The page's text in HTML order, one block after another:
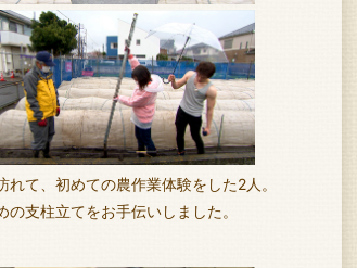
て、初めての農作業体験をした2人。
支柱立てをお手伝いしました。